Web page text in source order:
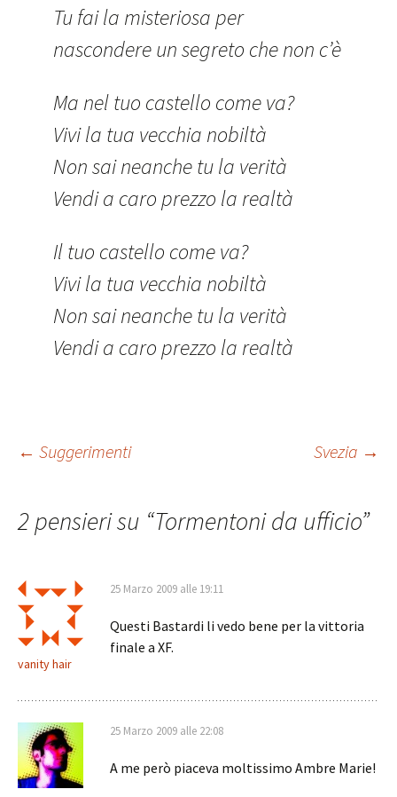
Tu fai la misteriosa per
nascondere un segreto che non c’è
Ma nel tuo castello come va?
Vivi la tua vecchia nobiltà
Non sai neanche tu la verità
Vendi a caro prezzo la realtà
Il tuo castello come va?
Vivi la tua vecchia nobiltà
Non sai neanche tu la verità
Vendi a caro prezzo la realtà
Navigazione
articolo
← Suggerimenti Svezia →
2 pensieri su “Tormentoni da ufficio”
vanity hair
25 Marzo 2009 alle 19:11
Questi Bastardi li vedo bene per la vittoria
finale a XF.
25 Marzo 2009 alle 22:08
A me però piaceva moltissimo Ambre Marie!